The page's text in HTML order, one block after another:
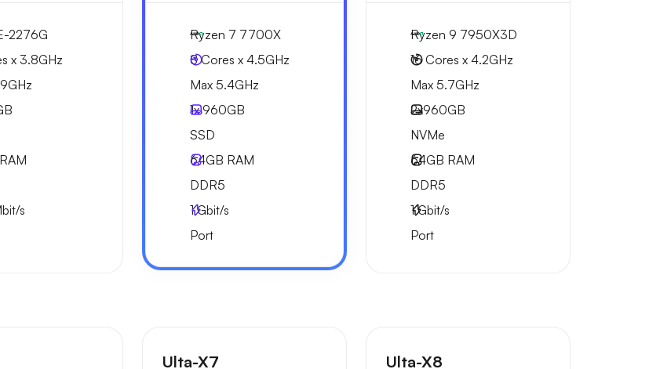
2276G
x 3.8GHz
RAM
s
Ryzen 7 7700X
8 Cores x 4.5GHz
Max 5.4GHz
1x960GB
SSD
64GB RAM
DDR5
1Gbit/s
Port
Ryzen 9 7950X3D
16 Cores x 4.2GHz
Max 5.7GHz
2x960GB
NVMe
64GB RAM
DDR5
1Gbit/s
Port
Ulta-X7 Ulta-X8